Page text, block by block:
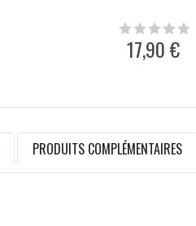
17,90 €
PRODUITS COMPLÉMENTAIRES